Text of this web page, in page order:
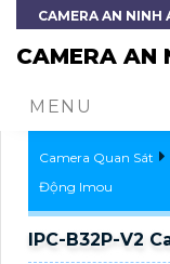
CAMERA AN NINH
CAMERA AN
MENU
Camera Quan Sát
Động Imou
IPC-B32P-V2